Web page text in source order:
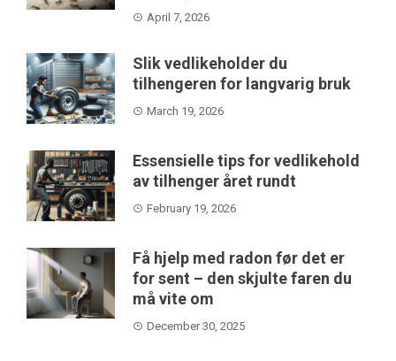
April 7, 2026
Slik vedlikeholder du
tilhengeren for langvarig bruk
March 19, 2026
Essensielle tips for vedlikehold
av tilhenger året rundt
February 19, 2026
Få hjelp med radon før det er
for sent – den skjulte faren du
må vite om
December 30, 2025